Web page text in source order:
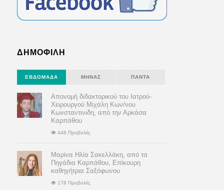
ΔΗΜΟΦΙΛΗ
ΕΒΔΟΜΆΔΑ ΜΉΝΑΣ ΠΆΝΤΑ
Απονομή διδακτορικού του Ιατρού-
Χειρουργού Μιχάλη Κων/νου
Κωνσταντινιδη, από την Αρκάσα
Καρπάθου
446 Προβολές
Μαρίνα Ηλία Σακελλάκη, από τα
Πηγάδια Καρπάθου, Επίκουρη
καθηγήτρια Σαξόφωνου
178 Προβολές